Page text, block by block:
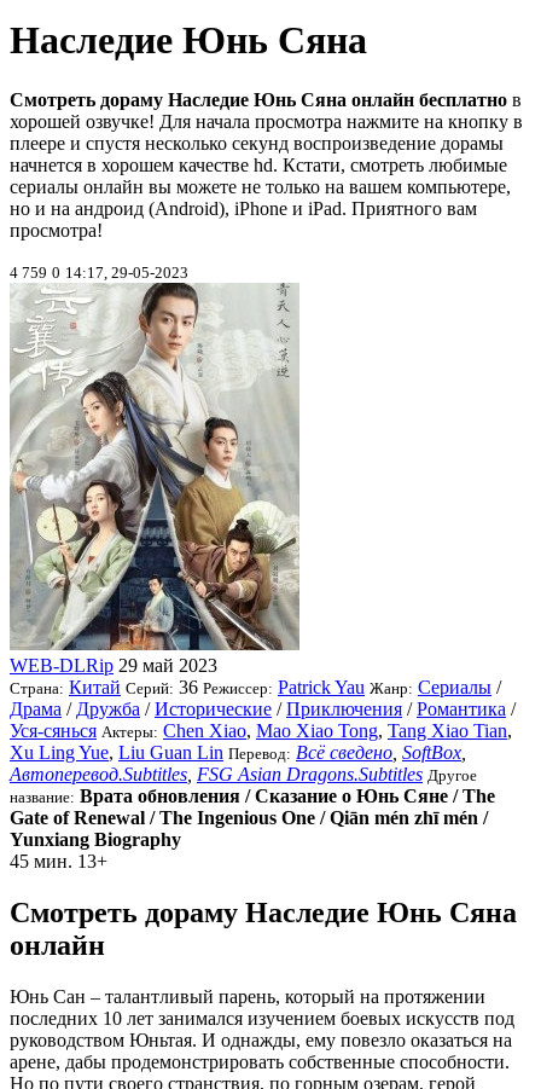
Наследие Юнь Сяна
Смотреть дораму Наследие Юнь Сяна онлайн бесплатно в
хорошей озвучке! Для начала просмотра нажмите на кнопку в
плеере и спустя несколько секунд воспроизведение дорамы
начнется в хорошем качестве hd. Кстати, смотреть любимые
сериалы онлайн вы можете не только на вашем компьютере,
но и на андроид (Android), iPhone и iPad. Приятного вам
просмотра!
4 759 0 14:17, 29-05-2023
WEB-DLRip 29 май 2023
Страна: Китай Серий: 36 Режиссер: Patrick Yau Жанр: Сериалы /
Драма / Дружба /Исторические /Приключения /Романтика /
Уся-сянься Актеры: Chen Xiao, Mao Xiao Tong, Tang Xiao Tian,
Xu Ling Yue, Liu Guan Lin Перевод: Всё сведено SoftBox
Автоперевод.Subtitles FSG Asian Dragons.Subtitles Другое
название: Врата обновления / Сказание о Юнь Сяне / The
Gate of Renewal / The Ingenious One / Qiān mén zhī mén /
Yunxiang Biography
45 мин. 13+
Смотреть дораму Наследие Юнь Сяна
онлайн
Юнь Сан – талантливый парень, который на протяжении
последних 10 лет занимался изучением боевых искусств под
руководством Юньтая. И однажды, ему повезло оказаться на
арене, дабы продемонстрировать собственные способности.
Но по пути своего странствия, по горным озерам, герой